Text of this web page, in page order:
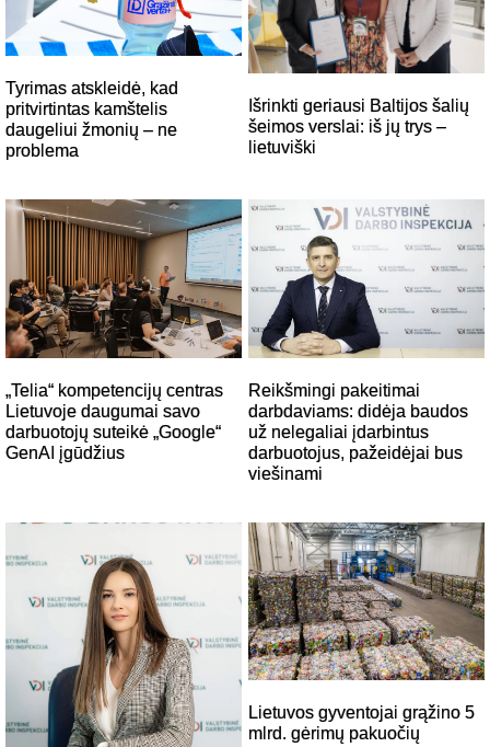
Tyrimas atskleidė, kad
pritvirtintas kamštelis
daugeliui žmonių – ne
problema
Išrinkti geriausi Baltijos šalių
šeimos verslai: iš jų trys –
lietuviški
„Telia“ kompetencijų centras
Lietuvoje daugumai savo
darbuotojų suteikė „Google“
GenAI įgūdžius
Reikšmingi pakeitimai
darbdaviams: didėja baudos
už nelegaliai įdarbintus
darbuotojus, pažeidėjai bus
viešinami
Lietuvos gyventojai grąžino 5
mlrd. gėrimų pakuočių